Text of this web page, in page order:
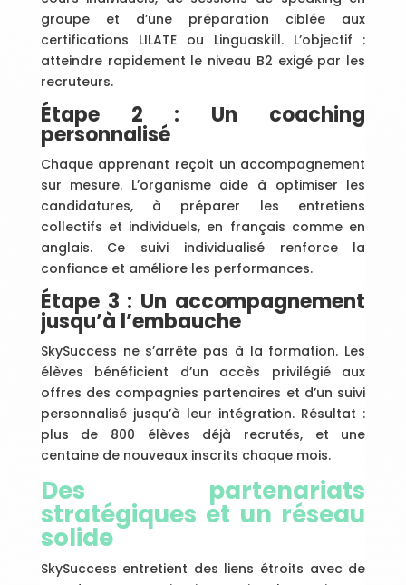
groupe et d’une préparation ciblée aux
certifications LILATE ou Linguaskill. L’objectif :
atteindre rapidement le niveau B2 exigé par les
recruteurs.
Étape 2 : Un coaching
personnalisé
Chaque apprenant reçoit un accompagnement
sur mesure. L’organisme aide à optimiser les
candidatures, à préparer les entretiens
collectifs et individuels, en français comme en
anglais. Ce suivi individualisé renforce la
confiance et améliore les performances.
Étape 3 : Un accompagnement
jusqu’à l’embauche
SkySuccess ne s’arrête pas à la formation. Les
élèves bénéficient d’un accès privilégié aux
offres des compagnies partenaires et d’un suivi
personnalisé jusqu’à leur intégration. Résultat :
plus de 800 élèves déjà recrutés, et une
centaine de nouveaux inscrits chaque mois.
Des partenariats
stratégiques et un réseau
solide
SkySuccess entretient des liens étroits avec de